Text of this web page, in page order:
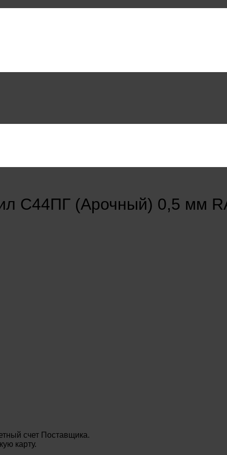
С44ПГ (Арочный) 0,5 мм
счет Поставщика.
карту.